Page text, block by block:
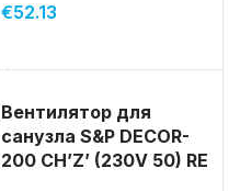
€52.13
Вентилятор для
санузла S&P DECOR-
200 CH’Z’ (230V 50) RE